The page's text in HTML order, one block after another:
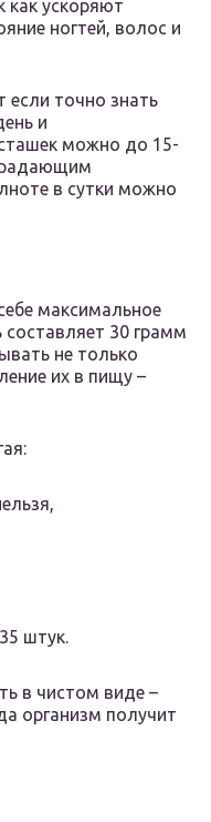
как ускоряют
ногтей, волос и
если точно знать
и
можно до 15-
в сутки можно
максимальное
составляет 30 грамм
не только
их в пищу –
штук.
в чистом виде –
организм получит